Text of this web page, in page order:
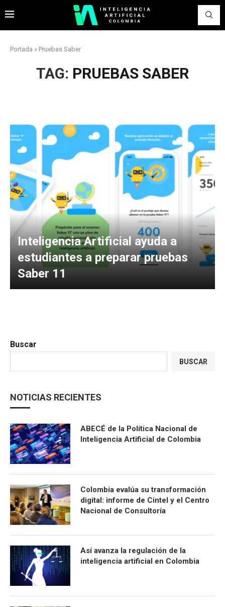
Portada » Pruebas Saber
TAG: PRUEBAS SABER
Inteligencia Artificial ayuda a
estudiantes a preparar pruebas
Saber 11
Buscar
BUSCAR
NOTICIAS RECIENTES
ABECÉ de la Política Nacional de
Inteligencia Artificial de Colombia
Colombia evalúa su transformación
digital: informe de Cintel y el Centro
Nacional de Consultoría
Así avanza la regulación de la
inteligencia artificial en Colombia